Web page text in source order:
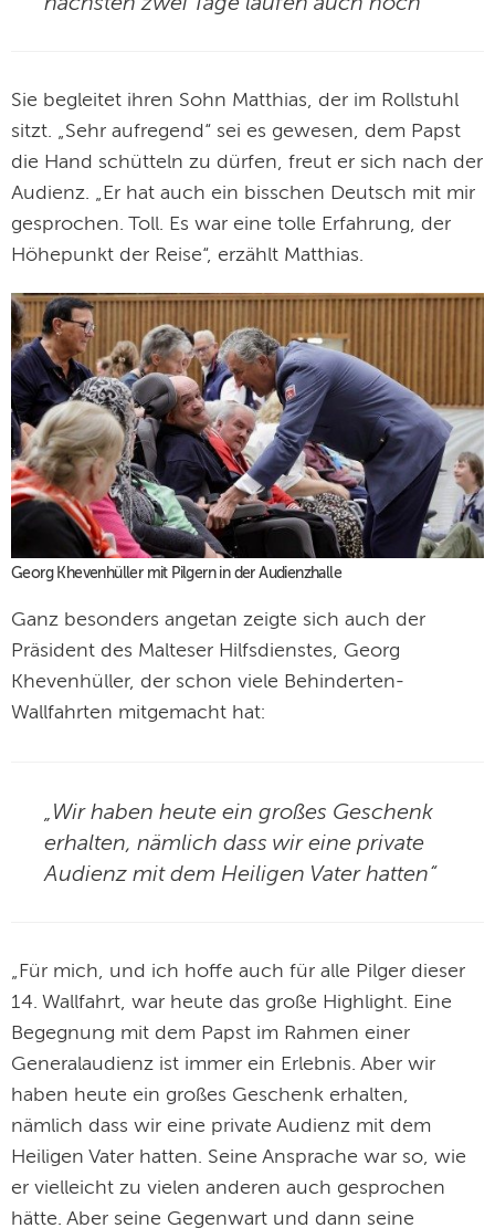
Sie begleitet ihren Sohn Matthias, der im Rollstuhl
sitzt. „Sehr aufregend“ sei es gewesen, dem Papst
die Hand schütteln zu dürfen, freut er sich nach der
Audienz. „Er hat auch ein bisschen Deutsch mit mir
gesprochen. Toll. Es war eine tolle Erfahrung, der
Höhepunkt der Reise“, erzählt Matthias.
Georg Khevenhüller mit Pilgern in der Audienzhalle
Ganz besonders angetan zeigte sich auch der
Präsident des Malteser Hilfsdienstes, Georg
Khevenhüller, der schon viele Behinderten-
Wallfahrten mitgemacht hat:
„Wir haben heute ein großes Geschenk
erhalten, nämlich dass wir eine private
Audienz mit dem Heiligen Vater hatten“
„Für mich, und ich hoffe auch für alle Pilger dieser
14. Wallfahrt, war heute das große Highlight. Eine
Begegnung mit dem Papst im Rahmen einer
Generalaudienz ist immer ein Erlebnis. Aber wir
haben heute ein großes Geschenk erhalten,
nämlich dass wir eine private Audienz mit dem
Heiligen Vater hatten. Seine Ansprache war so, wie
er vielleicht zu vielen anderen auch gesprochen
hätte. Aber seine Gegenwart und dann seine